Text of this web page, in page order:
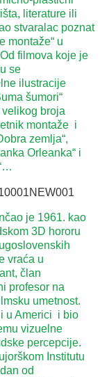
literature ili
stvaralac poznat
montaže“ u
filmova koje je
se
ilustracije
šumori“
velikog broja
montaže i
zemlja“,
Orleanka“ i
je 1961. kao
3D hororu
vraća u
član
profesor na
umetnost.
u Americi i bio
vizuelne
percepcije.
Institutu
od